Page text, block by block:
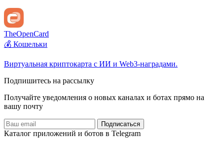
TheOpenCard
💰 Кошельки
Виртуальная криптокарта с ИИ и Web3-наградами.
Подпишитесь на рассылку
Получайте уведомления о новых каналах и ботаx прямо на
вашу почту
Подписаться
Каталог приложений и ботов в Telegram